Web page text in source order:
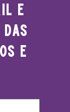
e
e